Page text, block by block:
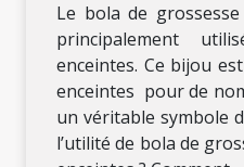
Le bola de
principalement
enceintes. Ce bijou
enceintes pour de
un véritable symbole
l’utilité de bola de